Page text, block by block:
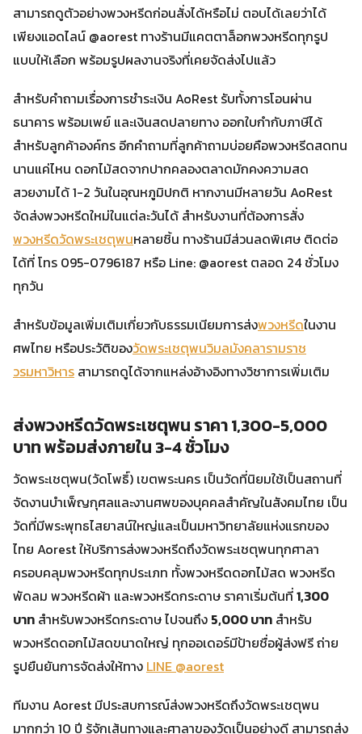
สามารถดูตัวอย่างพวงหรีดก่อนสั่งได้หรือไม่ ตอบได้เลยว่าได้
เพียงแอดไลน์ @aorest ทางร้านมีแคตตาล็อกพวงหรีดทุกรูป
แบบให้เลือก พร้อมรูปผลงานจริงที่เคยจัดส่งไปแล้ว
สำหรับคำถามเรื่องการชำระเงิน AoRest รับทั้งการโอนผ่าน
ธนาคาร พร้อมเพย์ และเงินสดปลายทาง ออกใบกำกับภาษีได้
สำหรับลูกค้าองค์กร อีกคำถามที่ลูกค้าถามบ่อยคือพวงหรีดสดทน
นานแค่ไหน ดอกไม้สดจากปากคลองตลาดมักคงความสด
สวยงามได้ 1-2 วันในอุณหภูมิปกติ หากงานมีหลายวัน AoRest
จัดส่งพวงหรีดใหม่ในแต่ละวันได้ สำหรับงานที่ต้องการสั่ง
พวงหรีดวัดพระเชตุพนหลายชิ้น ทางร้านมีส่วนลดพิเศษ ติดต่อ
ได้ที่ โทร 095-0796187 หรือ Line: @aorest ตลอด 24 ชั่วโมง
ทุกวัน
สำหรับข้อมูลเพิ่มเติมเกี่ยวกับธรรมเนียมการส่งพวงหรีดในงาน
ศพไทย หรือประวัติของวัดพระเชตุพนวิมลมังคลารามราช
วรมหาวิหาร สามารถดูได้จากแหล่งอ้างอิงทางวิชาการเพิ่มเติม
ส่งพวงหรีดวัดพระเชตุพน ราคา 1,300-5,000
บาท พร้อมส่งภายใน 3-4 ชั่วโมง
วัดพระเชตุพน(วัดโพธิ์) เขตพระนคร เป็นวัดที่นิยมใช้เป็นสถานที่
จัดงานบำเพ็ญกุศลและงานศพของบุคคลสำคัญในสังคมไทย เป็น
วัดที่มีพระพุทธไสยาสน์ใหญ่และเป็นมหาวิทยาลัยแห่งแรกของ
ไทย Aorest ให้บริการส่งพวงหรีดถึงวัดพระเชตุพนทุกศาลา
ครอบคลุมพวงหรีดทุกประเภท ทั้งพวงหรีดดอกไม้สด พวงหรีด
พัดลม พวงหรีดผ้า และพวงหรีดกระดาษ ราคาเริ่มต้นที่1,300
บาท สำหรับพวงหรีดกระดาษ ไปจนถึง 5,000 บาท สำหรับ
พวงหรีดดอกไม้สดขนาดใหญ่ ทุกออเดอร์มีป้ายชื่อผู้ส่งฟรี ถ่าย
รูปยืนยันการจัดส่งให้ทาง LINE @aorest
ทีมงาน Aorest มีประสบการณ์ส่งพวงหรีดถึงวัดพระเชตุพน
มากกว่า 10 ปี รู้จักเส้นทางและศาลาของวัดเป็นอย่างดี สามารถส่ง